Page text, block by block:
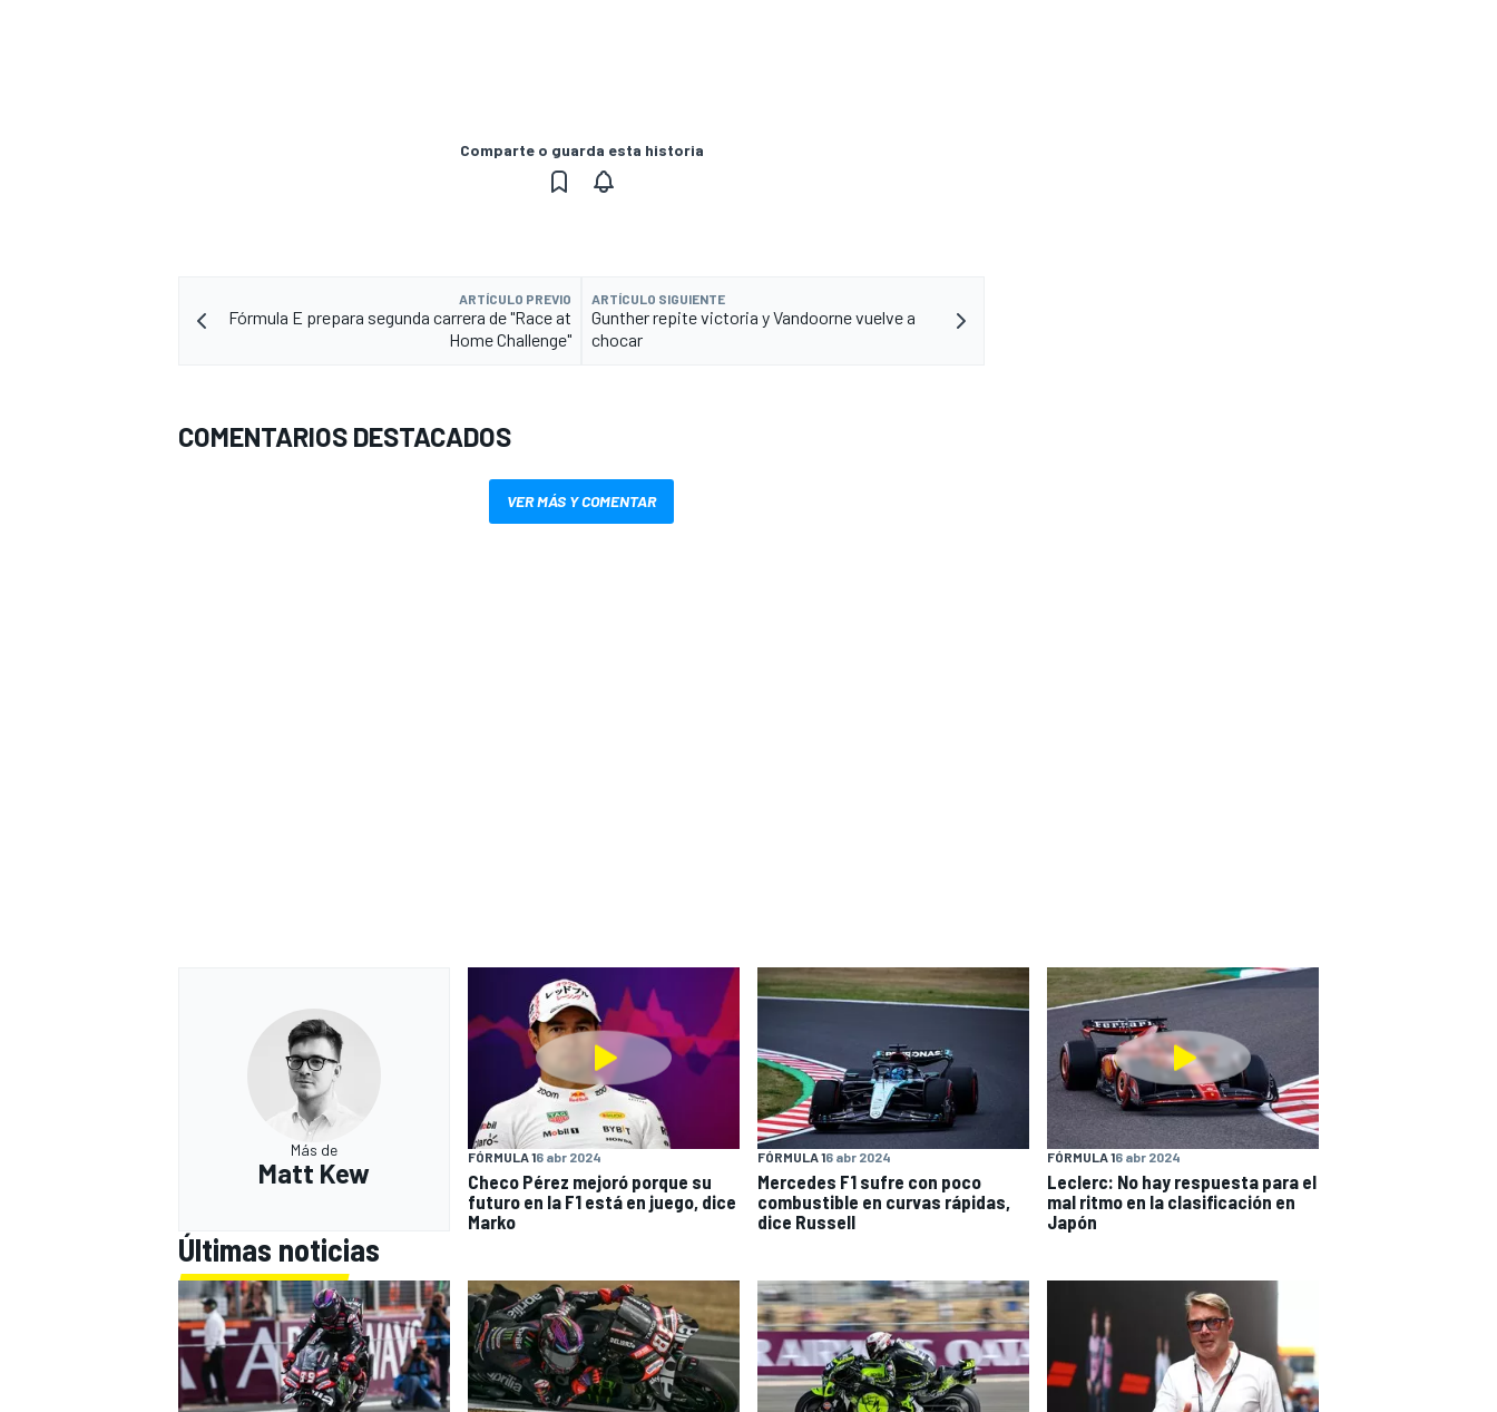
Comparte o guarda esta historia
ARTÍCULO PREVIO
Fórmula E prepara segunda carrera de "Race at
Home Challenge"
ARTÍCULO SIGUIENTE
Gunther repite victoria y Vandoorne vuelve a
chocar
COMENTARIOS DESTACADOS
VER MÁS Y COMENTAR
Más de
Matt Kew
FÓRMULA 16 abr 2024
Checo Pérez mejoró porque su
futuro en la F1 está en juego, dice
Marko
FÓRMULA 16 abr 2024
Mercedes F1 sufre con poco
combustible en curvas rápidas,
dice Russell
FÓRMULA 16 abr 2024
Leclerc: No hay respuesta para el
mal ritmo en la clasificación en
Japón
Últimas noticias